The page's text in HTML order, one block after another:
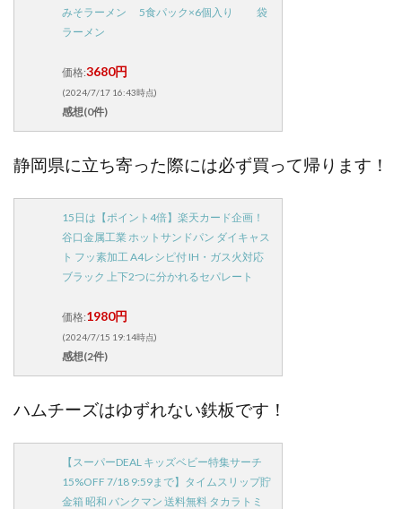
みそラーメン 5食パック×6個入り 袋
ラーメン
価格:3680円
(2024/7/17 16:43時点)
感想(0件)
静岡県に立ち寄った際には必ず買って帰ります！
15日は【ポイント4倍】楽天カード企画！
谷口金属工業 ホットサンドパン ダイキャス
ト フッ素加工 A4レシピ付 IH・ガス火対応
ブラック 上下2つに分かれるセパレート
価格:1980円
(2024/7/15 19:14時点)
感想(2件)
ハムチーズはゆずれない鉄板です！
【スーパーDEAL キッズベビー特集サーチ
15%OFF 7/18 9:59まで】タイムスリップ貯
金箱 昭和 バンクマン 送料無料 タカラトミ